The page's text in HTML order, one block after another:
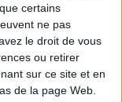
certains
ne pas
le droit de vous
ou retirer
sur ce site et en
de la page Web.
féculents ?
2026